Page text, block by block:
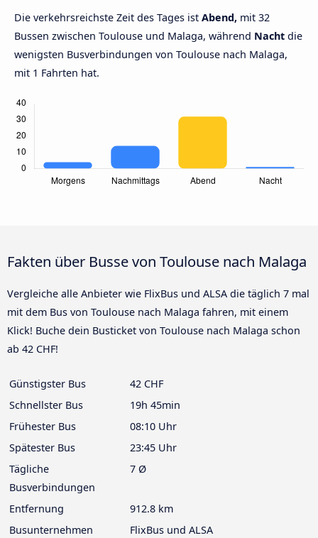
Die verkehrsreichste Zeit des Tages ist Abend, mit 32
Bussen zwischen Toulouse und Malaga, während Nacht die
wenigsten Busverbindungen von Toulouse nach Malaga,
mit 1 Fahrten hat.
Fakten über Busse von Toulouse nach Malaga
Vergleiche alle Anbieter wie FlixBus und ALSA die täglich 7 mal
mit dem Bus von Toulouse nach Malaga fahren, mit einem
Klick! Buche dein Busticket von Toulouse nach Malaga schon
ab 42 CHF!
Günstigster Bus
42 CHF
Schnellster Bus
19h 45min
Frühester Bus
08:10 Uhr
Spätester Bus
23:45 Uhr
Tägliche
Busverbindungen
7 Ø
Entfernung
912.8 km
Busunternehmen
FlixBus und ALSA